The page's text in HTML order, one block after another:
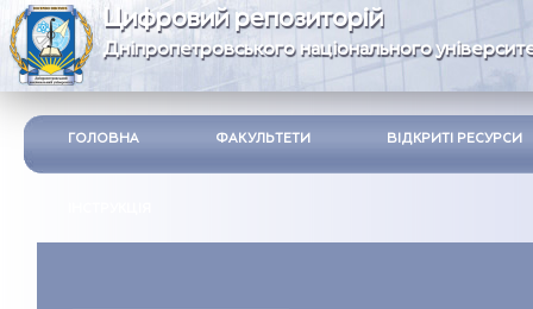
Цифровий репозиторій
Дніпропетровського національного
ГОЛОВНА ФАКУЛЬТЕТИ ВІДКРИТІ РЕСУРСИ